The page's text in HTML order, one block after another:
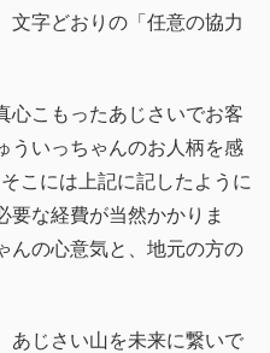
文字どおりの「任意の協力
心こもったあじさいでお客
ういっちゃんのお人柄を感
こには上記に記したように
要な経費が当然かかりま
んの心意気と、地元の方の
あじさい山を未来に繋いで